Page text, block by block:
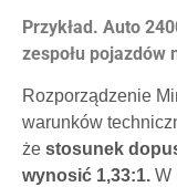
Przykład. Auto
zespołu pojazdów
Rozporządzenie
warunków
że stosunek
wynosić 1,33:1. W